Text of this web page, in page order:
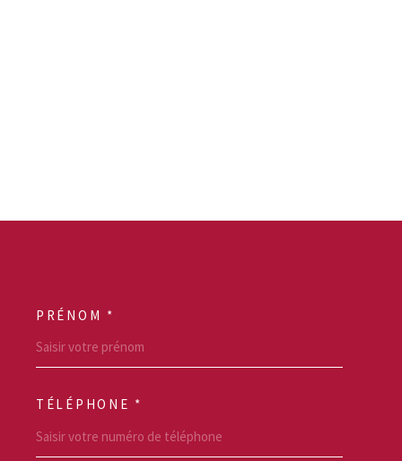
PRÉNOM *
TÉLÉPHONE *